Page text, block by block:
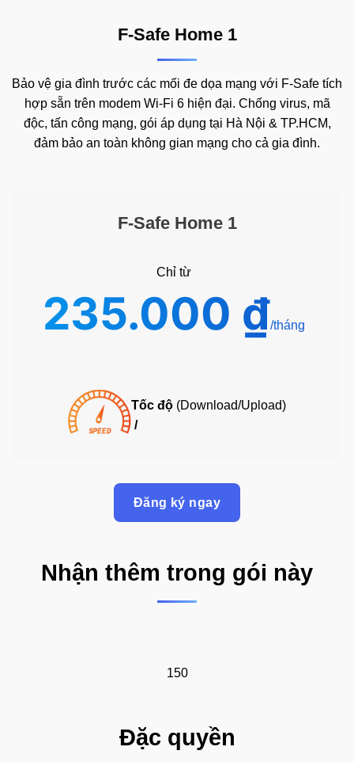
F-Safe Home 1
Bảo vệ gia đình trước các mối đe dọa mạng với F-Safe tích
hợp sẵn trên modem Wi-Fi 6 hiện đại. Chống virus, mã
độc, tấn công mạng, gói áp dụng tại Hà Nội & TP.HCM,
đảm bảo an toàn không gian mạng cho cả gia đình.
F-Safe Home 1
Chỉ từ
235.000 ₫
Tốc độ (Download/Upload)
/
Đăng ký ngay
Nhận thêm trong gói này
150
Đặc quyền